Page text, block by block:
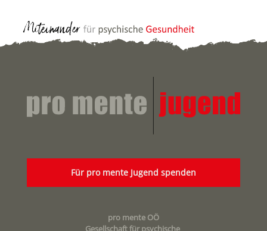
Für pro mente Jugend spenden
pro mente OÖ
Gesellschaft für psychische